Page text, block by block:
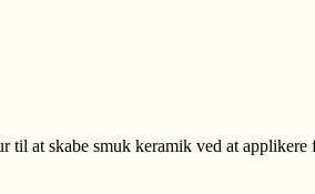
at skabe smuk keramik ved at